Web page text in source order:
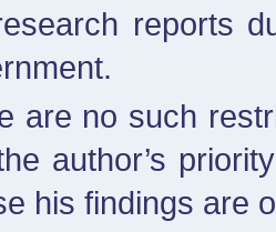
reports
are no such
author’s
his findings are